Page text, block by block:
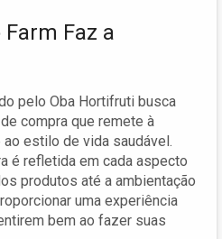
Faz a
pelo Oba Hortifruti busca
compra que remete à
estilo de vida saudável.
é refletida em cada aspecto
produtos até a ambientação
uma experiência
bem ao fazer suas